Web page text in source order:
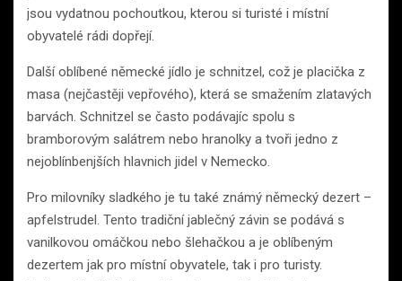
jsou vydatnou pochoutkou, kterou si turisté i místní
obyvatelé rádi dopřejí.
Další oblíbené německé jídlo je schnitzel, což je placička z
masa (nejčastěji vepřového), která se smažením zlatavých
barvách. Schnitzel se často podávajíc spolu s
bramborovým salátrem nebo hranolky a tvoři jedno z
nejoblínbenjších hlavnich jidel v Nemecko.
Pro milovníky sladkého je tu také známý německý dezert –
apfelstrudel. Tento tradiční jablečný závin se podává s
vanilkovou omáčkou nebo šlehačkou a je oblíbeným
dezertem jak pro místní obyvatele, tak i pro turisty.